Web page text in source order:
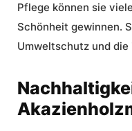
Pflege können sie
Schönheit gewinnen.
Umweltschutz und